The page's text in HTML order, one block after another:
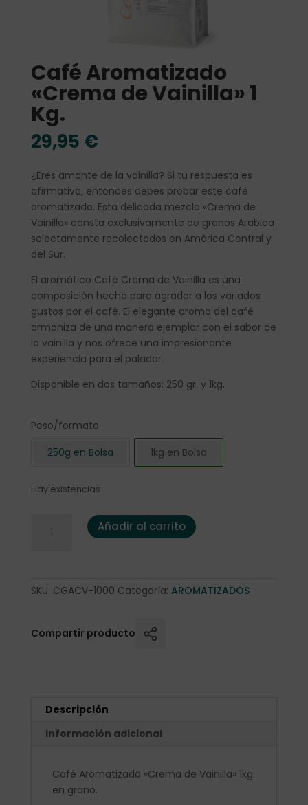
Café Aromatizado
«Crema de Vainilla» 1
Kg.
29,95 €
¿Eres amante de la vainilla? Si tu respuesta es
afirmativa, entonces debes probar este café
aromatizado. Esta delicada mezcla «Crema de
Vainilla» consta exclusivamente de granos Arabica
selectamente recolectados en América Central y
del Sur.
El aromático Café Crema de Vainilla es una
composición hecha para agradar a los variados
gustos por el café. El elegante aroma del café
armoniza de una manera ejemplar con el sabor de
la vainilla y nos ofrece una impresionante
experiencia para el paladar.
Disponible en dos tamaños: 250 gr. y 1kg.
Peso/formato
250g en Bolsa
1kg en Bolsa
Hay existencias
Café Aromatizado "Crema de Vainilla" 1 Kg. cantidad
Añadir al carrito
SKU: CGACV-1000 Categoría: AROMATIZADOS
Compartir producto
Descripción
Información adicional
Café Aromatizado «Crema de Vainilla» 1kg.
en grano.